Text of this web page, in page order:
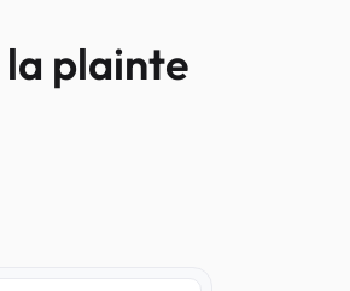
la plainte